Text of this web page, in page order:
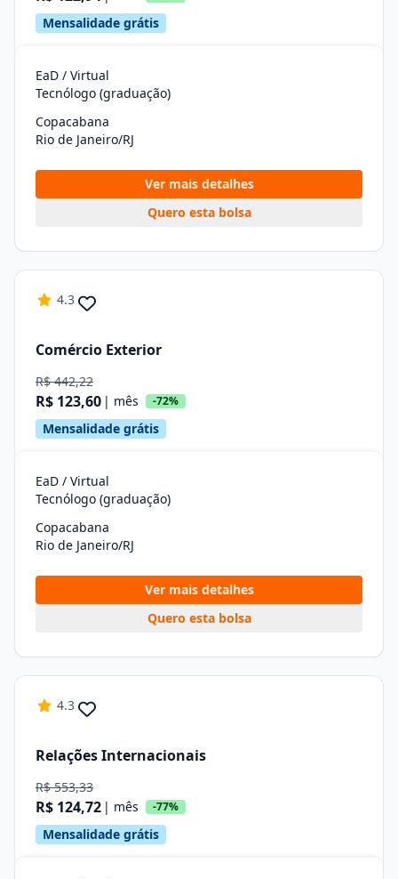
Mensalidade grátis
EaD / Virtual
Tecnólogo (graduação)
Copacabana
Rio de Janeiro/RJ
Ver mais detalhes
Quero esta bolsa
4.3
Comércio Exterior
R$ 442,22
R$ 123,60 | mês -72%
Mensalidade grátis
EaD / Virtual
Tecnólogo (graduação)
Copacabana
Rio de Janeiro/RJ
Ver mais detalhes
Quero esta bolsa
4.3
Relações Internacionais
R$ 553,33
R$ 124,72 | mês -77%
Mensalidade grátis